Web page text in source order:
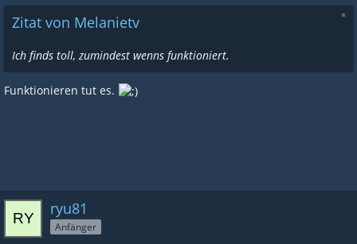
Zitat von Melanietv
Ich finds toll, zumindest wenns funktioniert.
Funktionieren tut es.
ryu81
Anfänger